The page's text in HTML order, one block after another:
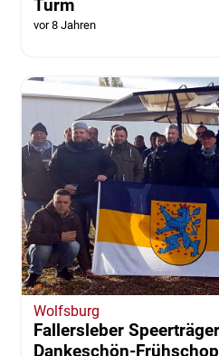
Turm
vor 8 Jahren
Wolfsburg
Fallersleber
Dankeschön-